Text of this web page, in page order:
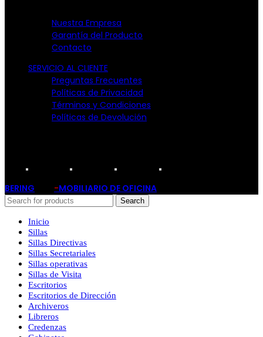
Nuestra Empresa
Garantía del Producto
Contacto
SERVICIO AL CLIENTE
Preguntas Frecuentes
Políticas de Privacidad
Términos y Condiciones
Políticas de Devolución
BERING -MOBILIARIO DE OFICINA
Search
Inicio
Sillas
Sillas Directivas
Sillas Secretariales
Sillas operativas
Sillas de Visita
Escritorios
Escritorios de Dirección
Archiveros
Libreros
Credenzas